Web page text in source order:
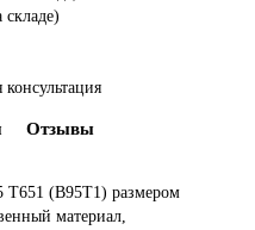
консультация
Отзывы
Т651 (В95Т1) размером
материал,